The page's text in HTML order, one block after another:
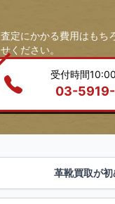
査定にかかる費用はもち
せください。
受付時間
03-
革靴買取が